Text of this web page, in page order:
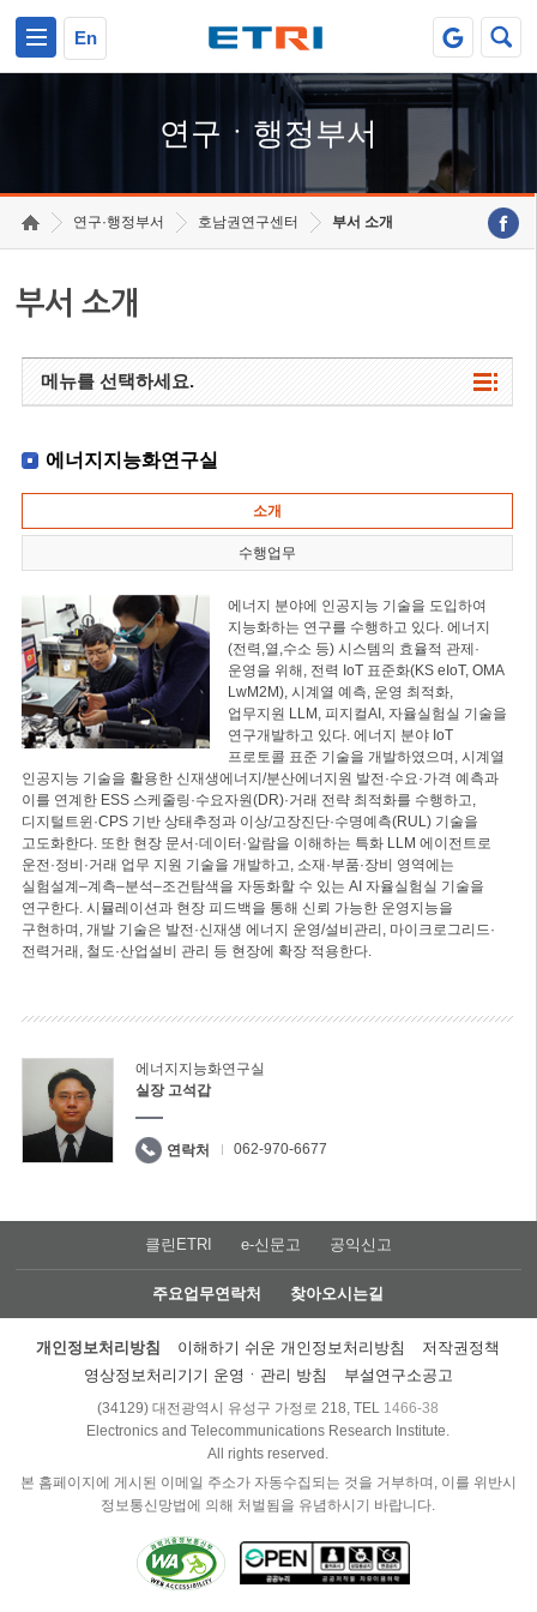
En
연구ㆍ행정부서
연구·행정부서 호남권연구센터 부서 소개
부서 소개
메뉴를 선택하세요.
에너지지능화연구실
소개
수행업무
에너지 분야에 인공지능 기술을 도입하여
지능화하는 연구를 수행하고 있다. 에너지
(전력,열,수소 등) 시스템의 효율적 관제·
운영을 위해, 전력 IoT 표준화(KS eIoT, OMA
LwM2M), 시계열 예측, 운영 최적화,
업무지원 LLM, 피지컬AI, 자율실험실 기술을
연구개발하고 있다. 에너지 분야 IoT
프로토콜 표준 기술을 개발하였으며, 시계열
인공지능 기술을 활용한 신재생에너지/분산에너지원 발전·수요·가격 예측과
이를 연계한 ESS 스케줄링·수요자원(DR)·거래 전략 최적화를 수행하고,
디지털트윈·CPS 기반 상태추정과 이상/고장진단·수명예측(RUL) 기술을
고도화한다. 또한 현장 문서·데이터·알람을 이해하는 특화 LLM 에이전트로
운전·정비·거래 업무 지원 기술을 개발하고, 소재·부품·장비 영역에는
실험설계–계측–분석–조건탐색을 자동화할 수 있는 AI 자율실험실 기술을
연구한다. 시뮬레이션과 현장 피드백을 통해 신뢰 가능한 운영지능을
구현하며, 개발 기술은 발전·신재생 에너지 운영/설비관리, 마이크로그리드·
전력거래, 철도·산업설비 관리 등 현장에 확장 적용한다.
에너지지능화연구실
실장 고석갑
연락처 062-970-6677
클린ETRI e-신문고 공익신고
주요업무연락처 찾아오시는길
개인정보처리방침 이해하기 쉬운 개인정보처리방침
저작권정책
영상정보처리기기 운영ㆍ관리 방침
부설연구소공고
(34129) 대전광역시 유성구 가정로 218, TEL 1466-38
Electronics and Telecommunications Research Institute.
All rights reserved.
본 홈페이지에 게시된 이메일 주소가 자동수집되는 것을 거부하며, 이를 위반시
정보통신망법에 의해 처벌됨을 유념하시기 바랍니다.